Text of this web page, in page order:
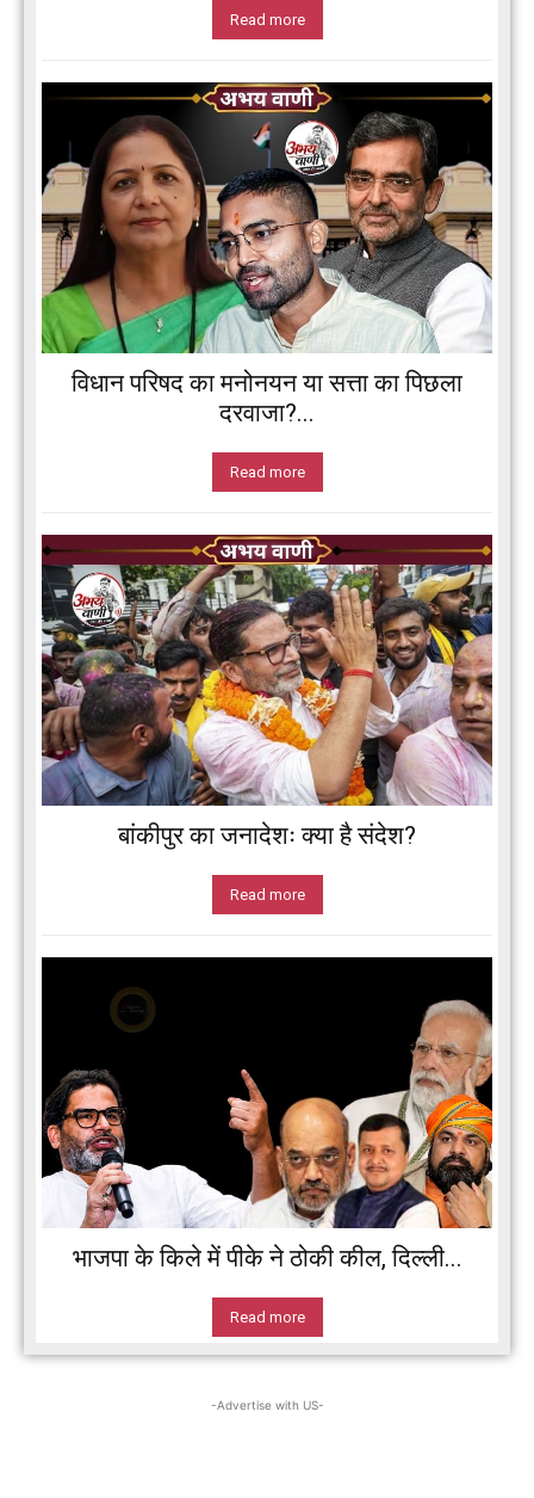
Read more
विधान परिषद का मनोनयन या सत्ता का पिछला
दरवाजा?...
Read more
बांकीपुर का जनादेशः क्या है संदेश?
Read more
भाजपा के किले में पीके ने ठोकी कील, दिल्ली...
Read more
-Advertise with US-